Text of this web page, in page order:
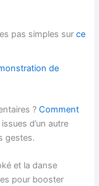
pas simples surce
de
?Comment
d’un autre
gestes.
et la danse
pour booster